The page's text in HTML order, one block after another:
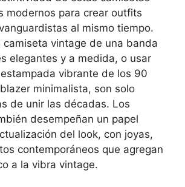
modernos para crear outfits
al mismo tiempo.
camiseta vintage de una banda
elegantes y a medida, o usar
vibrante de los 90
minimalista, son solo
de unir las décadas. Los
desempeñan un papel
del look, con joyas,
contemporáneos que agregan
a la vibra vintage.